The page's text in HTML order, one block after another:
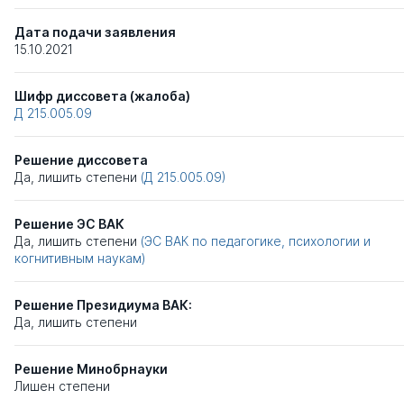
Дата подачи заявления
15.10.2021
Шифр диссовета (жалоба)
Д 215.005.09
Решение диссовета
Да, лишить степени (Д 215.005.09)
Решение ЭС ВАК
Да, лишить степени (ЭС ВАК по педагогике, психологии и
когнитивным наукам)
Решение Президиума ВАК:
Да, лишить степени
Решение Минобрнауки
Лишен степени